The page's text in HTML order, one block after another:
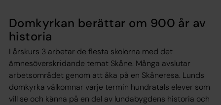
Domkyrkan berättar om 900 år av
historia
I årskurs 3 arbetar de flesta skolorna med det
ämnesöverskridande temat Skåne. Många avslutar
arbetsområdet genom att åka på en Skåneresa. Lunds
domkyrka välkomnar varje termin hundratals elever som
vill se och känna på en del av lundabygdens historia och